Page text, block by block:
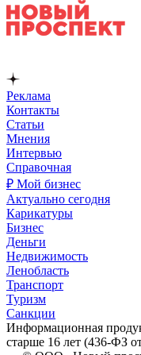
Реклама
Контакты
Статьи
Мнения
Интервью
Справочная
₽ Мой бизнес
Актуально сегодня
Карикатуры
Бизнес
Деньги
Недвижимость
Ленобласть
Транспорт
Туризм
Санкции
Информационная
старше 16 лет (436-ФЗ